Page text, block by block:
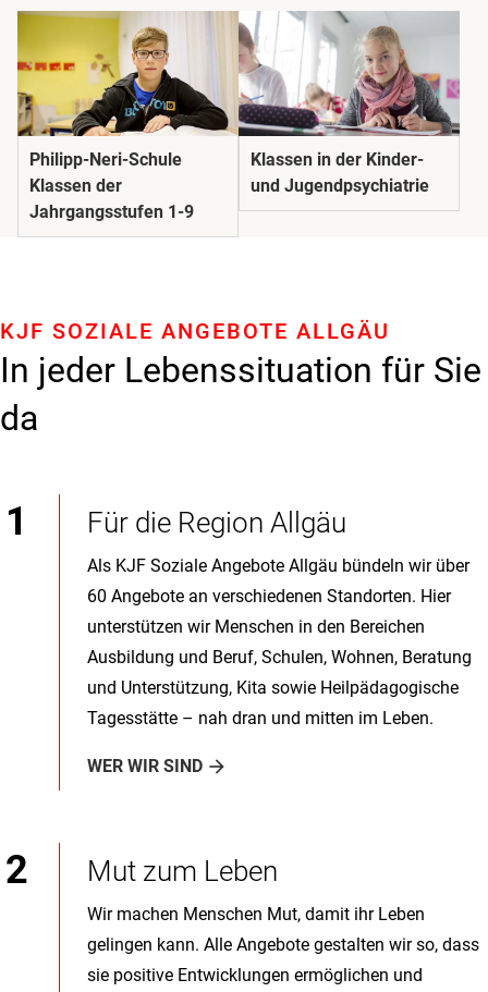
Philipp-Neri-Schule
Klassen der
Jahrgangsstufen 1-9
Klassen in der Kinder-
und Jugendpsychiatrie
In jeder Lebenssituation für Sie
da
KJF SOZIALE ANGEBOTE ALLGÄU
Für die Region Allgäu
Als KJF Soziale Angebote Allgäu bündeln wir über
60 Angebote an verschiedenen Standorten. Hier
unterstützen wir Menschen in den Bereichen
Ausbildung und Beruf, Schulen, Wohnen, Beratung
und Unterstützung, Kita sowie Heilpädagogische
Tagesstätte – nah dran und mitten im Leben.
WER WIR SIND
Mut zum Leben
Wir machen Menschen Mut, damit ihr Leben
gelingen kann. Alle Angebote gestalten wir so, dass
sie positive Entwicklungen ermöglichen und